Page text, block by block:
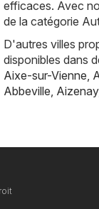
efficaces. Avec
de la catégorie
D'autres villes
disponibles dans
Aixe-sur-Vienne
Abbeville Aizenay,